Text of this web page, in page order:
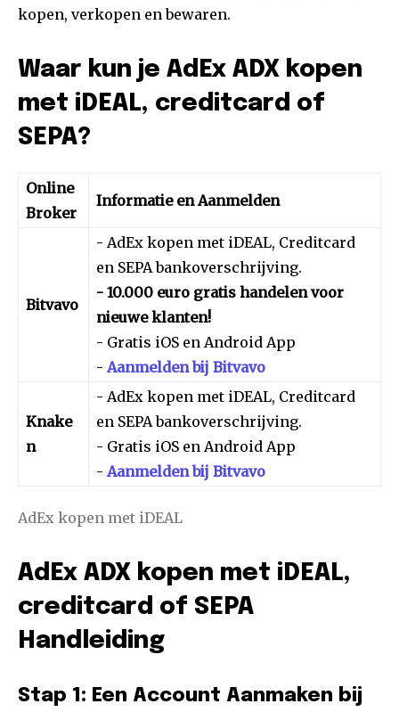
kopen, verkopen en bewaren.
Waar kun je AdEx ADX kopen
met iDEAL, creditcard of
SEPA?
Online
Broker
Informatie en Aanmelden
Bitvavo
- AdEx kopen met iDEAL, Creditcard
en SEPA bankoverschrijving.
- 10.000 euro gratis handelen voor
nieuwe klanten!
- Gratis iOS en Android App
- Aanmelden bij Bitvavo
Knake
n
- AdEx kopen met iDEAL, Creditcard
en SEPA bankoverschrijving.
- Gratis iOS en Android App
- Aanmelden bij Bitvavo
AdEx kopen met iDEAL
AdEx ADX kopen met iDEAL,
creditcard of SEPA
Handleiding
Stap 1: Een Account Aanmaken bij